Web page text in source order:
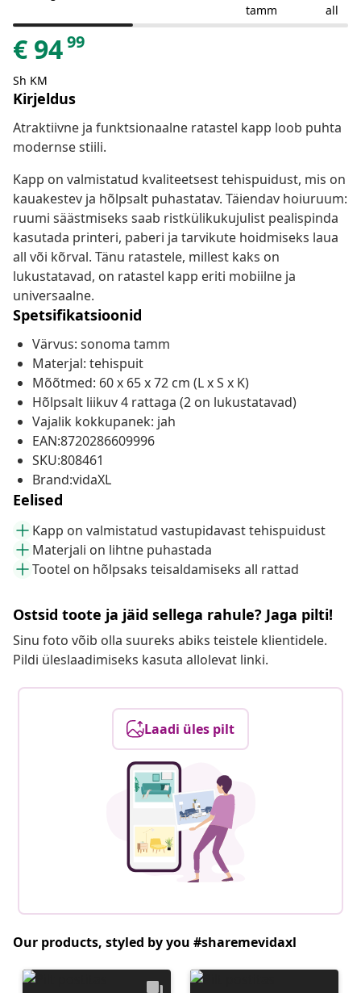
tamm
all
€ 9499
Sh KM
Kirjeldus
Atraktiivne ja funktsionaalne ratastel kapp loob puhta
modernse stiili.
Kapp on valmistatud kvaliteetsest tehispuidust, mis on
kauakestev ja hõlpsalt puhastatav. Täiendav hoiuruum:
ruumi säästmiseks saab ristkülikukujulist pealispinda
kasutada printeri, paberi ja tarvikute hoidmiseks laua
all või kõrval. Tänu ratastele, millest kaks on
lukustatavad, on ratastel kapp eriti mobiilne ja
universaalne.
Spetsifikatsioonid
Värvus: sonoma tamm
Materjal: tehispuit
Mõõtmed: 60 x 65 x 72 cm (L x S x K)
Hõlpsalt liikuv 4 rattaga (2 on lukustatavad)
Vajalik kokkupanek: jah
EAN:8720286609996
SKU:808461
Brand:vidaXL
Eelised
Kapp on valmistatud vastupidavast tehispuidust
Materjali on lihtne puhastada
Tootel on hõlpsaks teisaldamiseks all rattad
Ostsid toote ja jäid sellega rahule? Jaga pilti!
Sinu foto võib olla suureks abiks teistele klientidele.
Pildi üleslaadimiseks kasuta allolevat linki.
Laadi üles pilt
Our products, styled by you #sharemevidaxl